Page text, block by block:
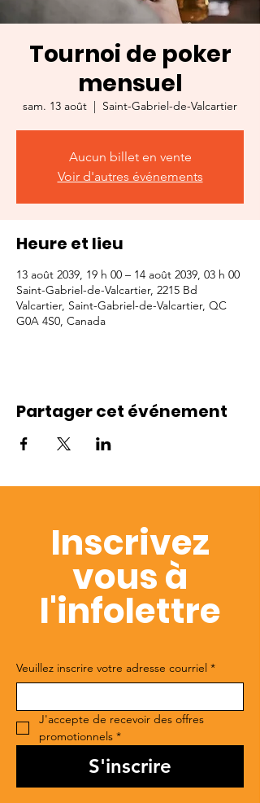
Tournoi de poker
mensuel
sam. 13 août
  |
Saint-Gabriel-de-Valcartier
Aucun billet en vente
Voir d'autres événements
Heure et lieu
13 août 2039, 19 h 00 – 14 août 2039, 03 h 00
Saint-Gabriel-de-Valcartier, 2215 Bd
Valcartier, Saint-Gabriel-de-Valcartier, QC
G0A 4S0, Canada
Partager cet événement
Inscrivez
vous à
l'infolettre
Veuillez inscrire votre adresse courriel *
J'accepte de recevoir des offres
promotionnels *
S'inscrire